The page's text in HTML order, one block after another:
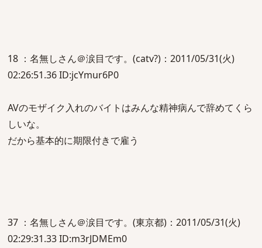
18 ：名無しさん＠涙目です。(catv?)：2011/05/31(火)
02:26:51.36 ID:jcYmur6P0
AVのモザイク入れのバイトはみんな精神病んで辞めてくら
しいな。
だから基本的に期限付きで雇う
37 ：名無しさん＠涙目です。(東京都)：2011/05/31(火)
02:29:31.33 ID:m3rJDMEm0